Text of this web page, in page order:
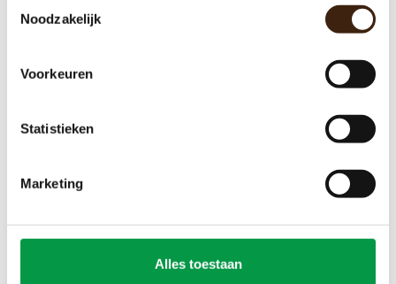
Noodzakelijk
Voorkeuren
Statistieken
Marketing
Alles toestaan